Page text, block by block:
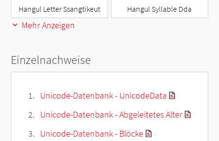
Hangul Letter Ssangtikeut Hangul Syllable Dda
Mehr Anzeigen
Einzelnachweise
Unicode-Datenbank - UnicodeData
Unicode-Datenbank - Abgeleitetes Alter
Unicode-Datenbank - Blöcke